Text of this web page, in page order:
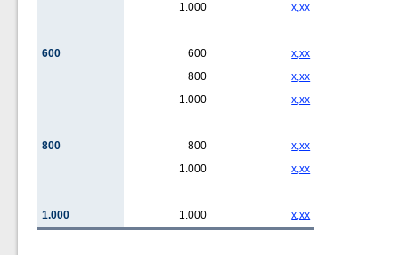
1.000
x,xx
600 600
x,xx
800
x,xx
1.000
x,xx
800 800
x,xx
1.000
x,xx
1.000 1.000 x,xx